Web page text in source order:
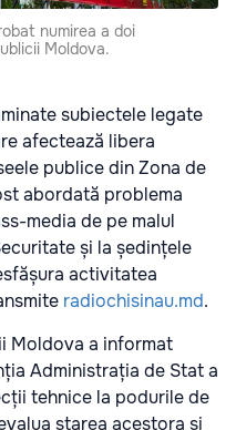
numirea a doi
Moldova.
subiectele legate
afectează libera
publice din Zona de
abordată problema
media de pe malul
și la ședințele
activitatea
radiochisinau.md.
Moldova a informat
Administrația de Stat a
tehnice la podurile de
starea acestora și